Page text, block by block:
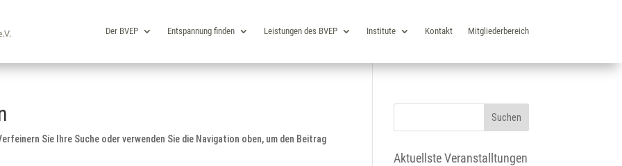
Der BVEP Entspannung finden Leistungen des BVEP Institute Kontakt Mitgliederbereich
Sie Ihre Suche oder verwenden Sie die Navigation oben, um den Beitrag
Aktuellste Veranstalltungen